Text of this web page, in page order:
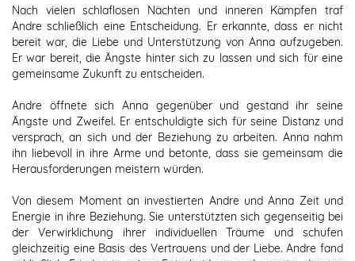
Nach vielen schlaflosen Nächten und inneren Kämpfen traf
Andre schließlich eine Entscheidung. Er erkannte, dass er nicht
bereit war, die Liebe und Unterstützung von Anna aufzugeben.
Er war bereit, die Ängste hinter sich zu lassen und sich für eine
gemeinsame Zukunft zu entscheiden.
Andre öffnete sich Anna gegenüber und gestand ihr seine
Ängste und Zweifel. Er entschuldigte sich für seine Distanz und
versprach, an sich und der Beziehung zu arbeiten. Anna nahm
ihn liebevoll in ihre Arme und betonte, dass sie gemeinsam die
Herausforderungen meistern würden.
Von diesem Moment an investierten Andre und Anna Zeit und
Energie in ihre Beziehung. Sie unterstützten sich gegenseitig bei
der Verwirklichung ihrer individuellen Träume und schufen
gleichzeitig eine Basis des Vertrauens und der Liebe. Andre fand